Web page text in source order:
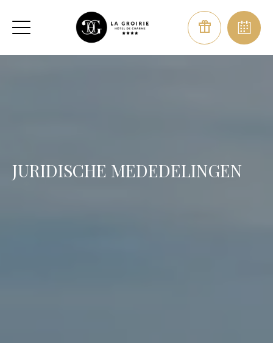
JURIDISCHE MEDEDELINGEN